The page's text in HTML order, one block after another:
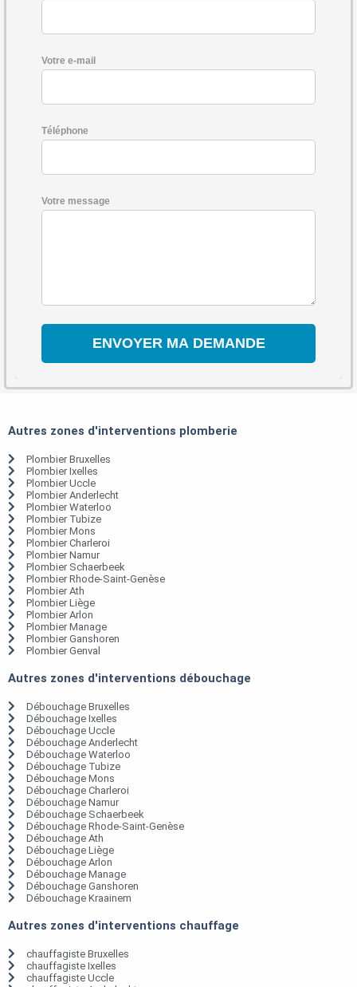
Votre e-mail
Téléphone
Votre message
Autres zones d'interventions plomberie
Plombier Bruxelles
Plombier Ixelles
Plombier Uccle
Plombier Anderlecht
Plombier Waterloo
Plombier Tubize
Plombier Mons
Plombier Charleroi
Plombier Namur
Plombier Schaerbeek
Plombier Rhode-Saint-Genèse
Plombier Ath
Plombier Liège
Plombier Arlon
Plombier Manage
Plombier Ganshoren
Plombier Genval
Autres zones d'interventions débouchage
Débouchage Bruxelles
Débouchage Ixelles
Débouchage Uccle
Débouchage Anderlecht
Débouchage Waterloo
Débouchage Tubize
Débouchage Mons
Débouchage Charleroi
Débouchage Namur
Débouchage Schaerbeek
Débouchage Rhode-Saint-Genèse
Débouchage Ath
Débouchage Liège
Débouchage Arlon
Débouchage Manage
Débouchage Ganshoren
Débouchage Kraainem
Autres zones d'interventions chauffage
chauffagiste Bruxelles
chauffagiste Ixelles
chauffagiste Uccle